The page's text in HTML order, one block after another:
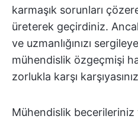
karmaşık sorunları
üreterek geçirdiniz.
ve uzmanlığınızı
mühendislik özgeçmişi
zorlukla karşı
Mühendislik